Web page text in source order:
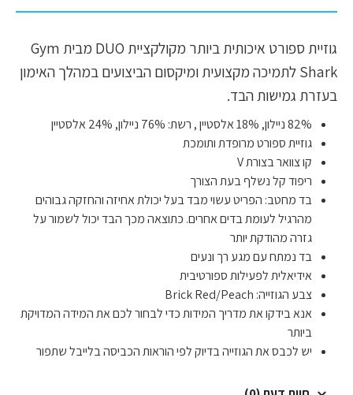
גוזיית ספורט איכותית ביותר מקולקציית DUO מבית Gym
Shark לתמיכה מקצועית ומיקסום הביצועים במהלך האימון
בעזרת גמישות הבד.
82% ניילון, 18% אלסטיין , רשת: 76% ניילון, 24% אלסטיין
גוזיית ספורט מרופדת ותומכת
קו צוואר בצורת V
ריפוד קל נשלף בעת הצורך
בד מחטב: הפריט עשוי מבד בעל יכולת אחיזה והחזקה גבוהים
מהרגיל לעומת בדים אחרים. כתוצאה מכך הבד יכול לשמור על
גזרה מהודקת יותר
בד נמתח עם מגע רך ונעים
אידיאלית לפעילות ספורטיבית
צבע הגוזייה: Brick Red/Peach
אנא בידקו את מדריך המידות כדי לבחור לכם את המידה המדויקת
ביותר
יש לכבס את הגוזייה בדיוק לפי הוראות הכביסה בלייבל שתפור